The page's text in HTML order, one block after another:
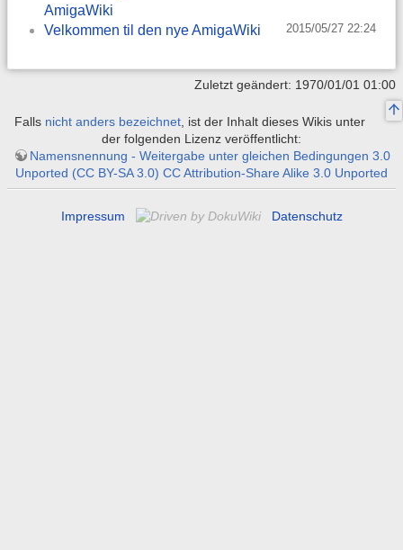
AmigaWiki
Velkommen til den nye AmigaWiki 2015/05/27 22:24
Zuletzt geändert: 1970/01/01 01:00
Falls nicht anders bezeichnet , ist der Inhalt dieses Wikis unter
der folgenden Lizenz veröffentlicht:
Namensnennung - Weitergabe unter gleichen Bedingungen 3.0
Unported (CC BY-SA 3.0) CC Attribution-Share Alike 3.0 Unported
Impressum Datenschutz